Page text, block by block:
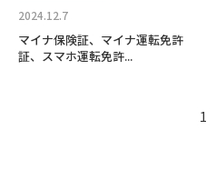
2024.12.7
マイナ保険証、マイナ運転免許
証、スマホ運転免許...
1